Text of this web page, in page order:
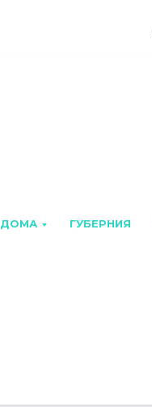
ДОМА ГУБЕРНИЯ